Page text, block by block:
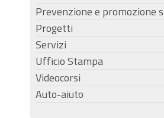
Prevenzione e promozione
Progetti
Servizi
Ufficio Stampa
Videocorsi
Auto-aiuto